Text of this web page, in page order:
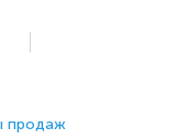
продаж